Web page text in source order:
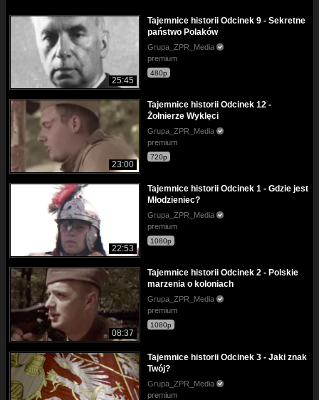
25:45
Tajemnice historii Odcinek 9 - Sekretne
państwo Polaków
Grupa_ZPR_Media
premium
480p
23:00
Tajemnice historii Odcinek 12 -
Żołnierze Wyklęci
Grupa_ZPR_Media
premium
720p
22:53
Tajemnice historii Odcinek 1 - Gdzie jest
Młodzieniec?
Grupa_ZPR_Media
premium
1080p
08:37
Tajemnice historii Odcinek 2 - Polskie
marzenia o koloniach
Grupa_ZPR_Media
premium
1080p
Tajemnice historii Odcinek 3 - Jaki znak
Twój?
Grupa_ZPR_Media
premium